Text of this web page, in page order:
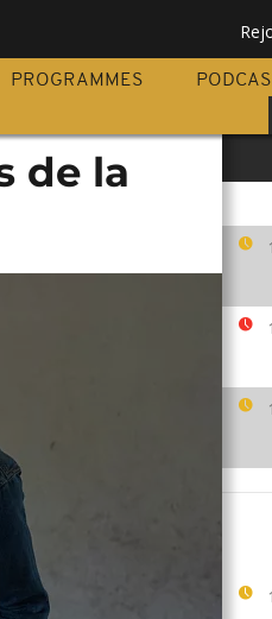
PROGRAMMES
PODCAST
de la